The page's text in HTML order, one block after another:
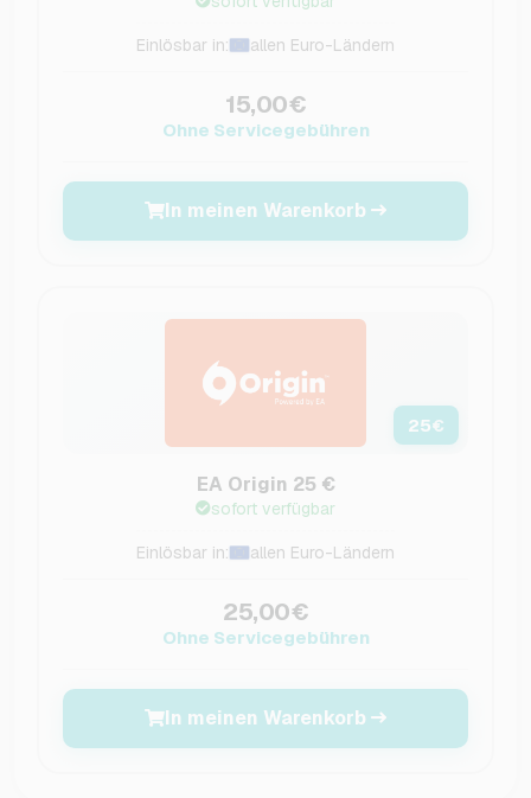
Einlösbar in: allen Euro-Ländern
15,00€
Ohne Servicegebühren
In meinen Warenkorb
25€
EA Origin 25 €
sofort verfügbar
Einlösbar in: allen Euro-Ländern
25,00€
Ohne Servicegebühren
In meinen Warenkorb